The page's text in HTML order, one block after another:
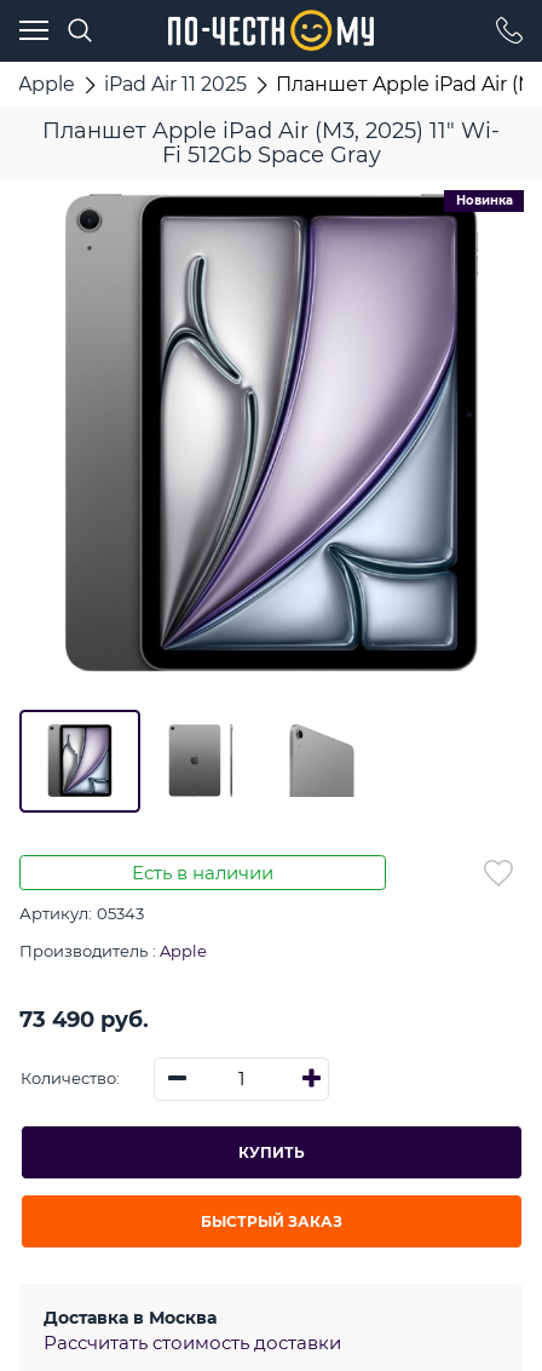
Apple iPad Air 11 2025 Планшет Apple iPad Air
Планшет Apple iPad Air (M3, 2025) 11" Wi-
Fi 512Gb Space Gray
Новинка
Есть в наличии
Артикул: 05343
Производитель : Apple
73 490 руб.
Количество:
КУПИТЬ
БЫСТРЫЙ ЗАКАЗ
Доставка в Москва
Рассчитать стоимость доставки